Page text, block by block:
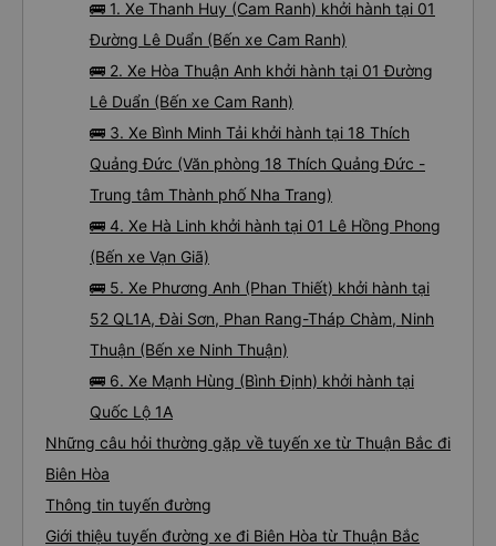
🚌 1. Xe Thanh Huy (Cam Ranh) khởi hành tại 01
Đường Lê Duẩn (Bến xe Cam Ranh)
🚌 2. Xe Hòa Thuận Anh khởi hành tại 01 Đường
Lê Duẩn (Bến xe Cam Ranh)
🚌 3. Xe Bình Minh Tải khởi hành tại 18 Thích
Quảng Đức (Văn phòng 18 Thích Quảng Đức -
Trung tâm Thành phố Nha Trang)
🚌 4. Xe Hà Linh khởi hành tại 01 Lê Hồng Phong
(Bến xe Vạn Giã)
🚌 5. Xe Phương Anh (Phan Thiết) khởi hành tại
52 QL1A, Đài Sơn, Phan Rang-Tháp Chàm, Ninh
Thuận (Bến xe Ninh Thuận)
🚌 6. Xe Mạnh Hùng (Bình Định) khởi hành tại
Quốc Lộ 1A
Những câu hỏi thường gặp về tuyến xe từ Thuận Bắc đi
Biên Hòa
Thông tin tuyến đường
Giới thiệu tuyến đường xe đi Biên Hòa từ Thuận Bắc